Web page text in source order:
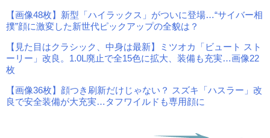
【画像48枚】新型「ハイラックス」がついに登場…“サイバー相
撲”顔に激変した新世代ピックアップの全貌は？
【見た目はクラシック、中身は最新】ミツオカ「ビュート スト
ーリー」改良。1.0L廃止で全15色に拡大、装備も充実…画像22
枚
【画像36枚】顔つき刷新だけじゃない？ スズキ「ハスラー」改
良で安全装備が大充実…タフワイルドも専用顔に